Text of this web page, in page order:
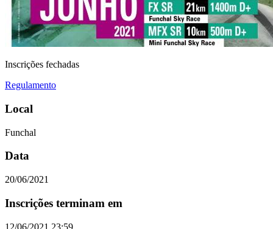
Inscrições fechadas
Regulamento
Local
Funchal
Data
20/06/2021
Inscrições terminam em
12/06/2021 23:59